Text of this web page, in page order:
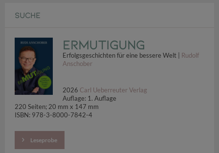
SUCHE
Ermutigung
Erfolgsgeschichten für eine bessere Welt | Rudolf
Anschober
2026 Carl Ueberreuter Verlag
Auflage: 1. Auflage
220 Seiten; 20 mm x 147 mm
ISBN: 978-3-8000-7842-4
Leseprobe